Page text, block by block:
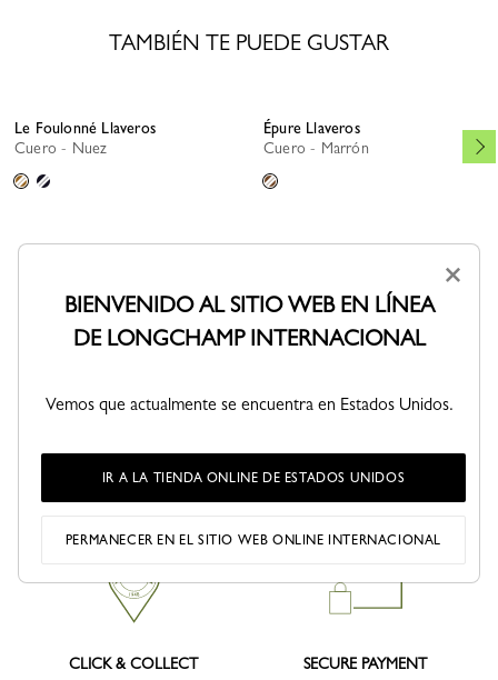
TAMBIÉN TE PUEDE GUSTAR
Le Foulonné Llaveros
Cuero - Nuez
Épure Llaveros
Cuero - Marrón
DELIVERY RETURNS
CLICK & COLLECT SECURE PAYMENT
×
BIENVENIDO AL SITIO WEB EN LÍNEA
DE LONGCHAMP INTERNACIONAL
Vemos que actualmente se encuentra en Estados Unidos.
IR A LA TIENDA ONLINE DE ESTADOS UNIDOS
PERMANECER EN EL SITIO WEB ONLINE INTERNACIONAL